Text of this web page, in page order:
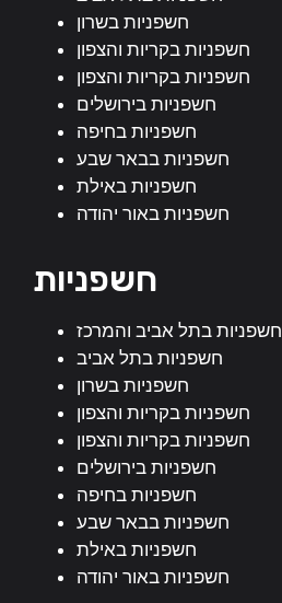
חשפניות בשרון
חשפניות בקריות והצפון
חשפניות בקריות והצפון
חשפניות בירושלים
חשפניות בחיפה
חשפניות בבאר שבע
חשפניות באילת
חשפניות באור יהודה
חשפניות
חשפניות בתל אביב והמרכז
חשפניות בתל אביב
חשפניות בשרון
חשפניות בקריות והצפון
חשפניות בקריות והצפון
חשפניות בירושלים
חשפניות בחיפה
חשפניות בבאר שבע
חשפניות באילת
חשפניות באור יהודה